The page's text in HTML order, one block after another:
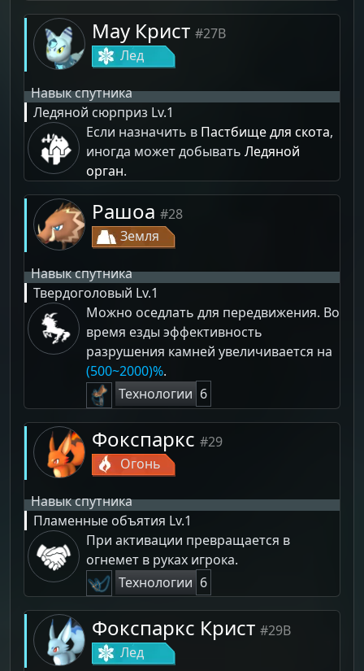
Мау Крист #27B
Лед
Навык спутника
Ледяной сюрприз Lv.1
Если назначить в Пастбище для скота,
иногда может добывать Ледяной
орган.
Рашоа #28
Земля
Навык спутника
Твердоголовый Lv.1
Можно оседлать для передвижения. Во
время езды эффективность
разрушения камней увеличивается на
(500~2000)%.
Технологии 6
Фокспаркс #29
Огонь
Навык спутника
Пламенные объятия Lv.1
При активации превращается в
огнемет в руках игрока.
Технологии 6
Фокспаркс Крист #29B
Лед